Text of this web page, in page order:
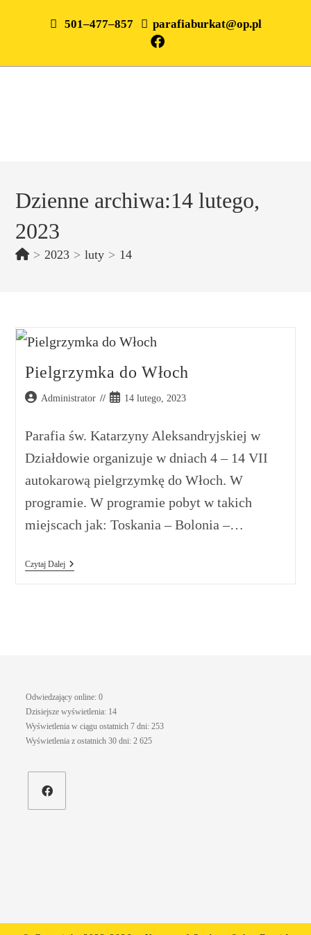
501–477–857 parafiaburkat@op.pl
Dzienne archiwa:14 lutego,
2023
> 2023 > luty > 14
Pielgrzymka do Włoch
Administrator 14 lutego, 2023
Parafia św. Katarzyny Aleksandryjskiej w
Działdowie organizuje w dniach 4 – 14 VII
autokarową pielgrzymkę do Włoch. W
programie. W programie pobyt w takich
miejscach jak: Toskania – Bolonia –…
Czytaj Dalej
Odwiedzający online:0
Dzisiejsze wyświetlenia: 14
Wyświetlenia w ciągu ostatnich 7 dni:253
Wyświetlenia z ostatnich 30 dni:2 625